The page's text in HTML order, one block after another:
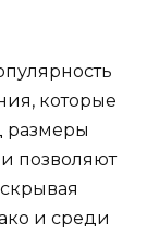
которые
размеры
позволяют
и среди